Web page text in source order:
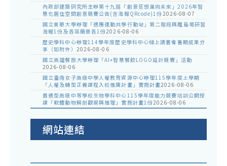
內政部建築研究所主辦第十九屆「創意狂想巢向未來」2026年智
慧化居住空間創意競賽公告(含海報QRcode)1份2026-08-07
國立東華大學辦理「適應運動共學行動站」第二階段與離島場研習
海報1份及各區簡章各1份2026-08-06
歷史學科中心辦理114學年度歷史學科中心線上讀書會暑期成果分
享（如附件） 2026-08-06
國立高雄餐旅大學辦理「AI+智慧餐飲LOGO設計競賽」活動
2026-08-06
國立臺南女子高級中學人權教育資源中心辦理115學年度上學期
「人權及轉型正義課程入校推廣計畫」實施計畫2026-08-06
普通型高級中等學校生物學科中心115學年度能力競賽培訓公開授
課「軟體動物解剖觀察與推理」實施計畫1份2026-08-06
網站連結